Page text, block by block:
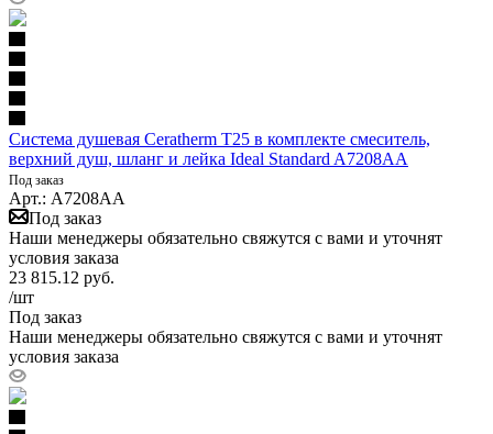
Система душевая Ceratherm T25 в комплекте смеситель,
верхний душ, шланг и лейка Ideal Standard A7208AA
Под заказ
Арт.: A7208AA
Под заказ
Наши менеджеры обязательно свяжутся с вами и уточнят
условия заказа
23 815.12 руб.
/шт
Под заказ
Наши менеджеры обязательно свяжутся с вами и уточнят
условия заказа